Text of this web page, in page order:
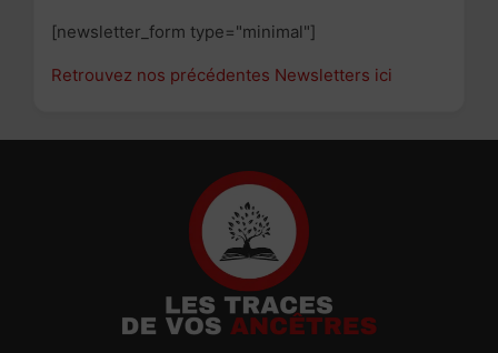
[newsletter_form type="minimal"]
Retrouvez nos précédentes Newsletters ici